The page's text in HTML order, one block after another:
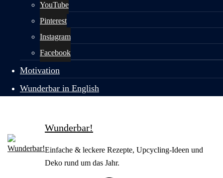
YouTube
Pinterest
Instagram
Facebook
Motivation
Wunderbar in English
Wunderbar!
Einfache & leckere Rezepte, Upcycling-Ideen und
Deko rund um das Jahr.